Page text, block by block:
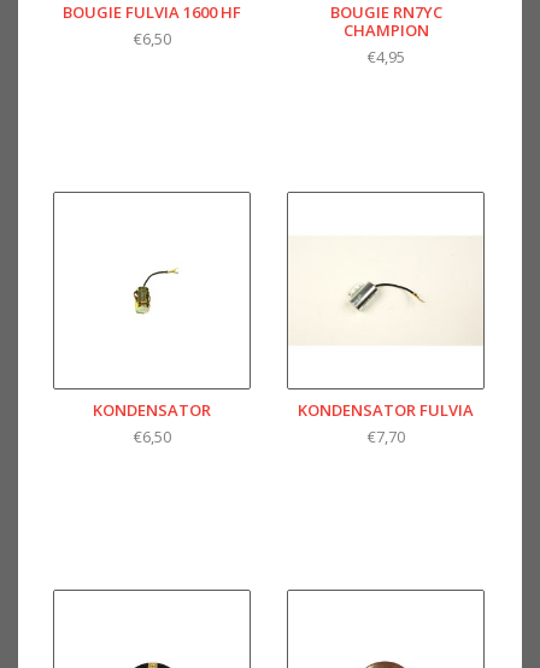
BOUGIE FULVIA 1600 HF
€6,50
BOUGIE RN7YC
CHAMPION
€4,95
KONDENSATOR
€6,50
KONDENSATOR FULVIA
€7,70